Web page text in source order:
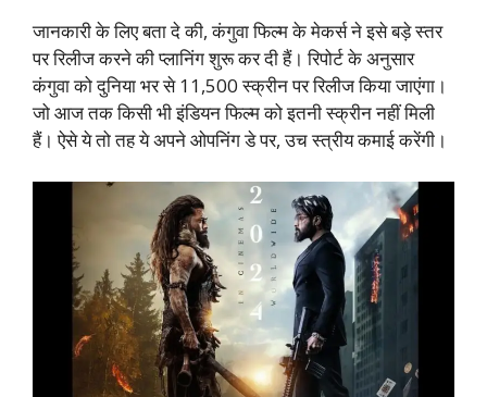
जानकारी के लिए बता दे की, कंगुवा फिल्म के मेकर्स ने इसे बड़े स्तर
पर रिलीज करने की प्लानिंग शुरू कर दी हैं। रिपोर्ट के अनुसार
कंगुवा को दुनिया भर से 11,500 स्क्रीन पर रिलीज किया जाएंगा।
जो आज तक किसी भी इंडियन फिल्म को इतनी स्क्रीन नहीं मिली
हैं। ऐसे ये तो तह ये अपने ओपनिंग डे पर, उच स्त्रीय कमाई करेंगी।